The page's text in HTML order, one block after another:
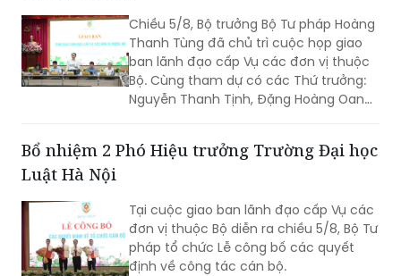
Chiều 5/8, Bộ trưởng Bộ Tư pháp Hoàng
Thanh Tùng đã chủ trì cuộc họp giao
ban lãnh đạo cấp Vụ các đơn vị thuộc
Bộ. Cùng tham dự có các Thứ trưởng:
Nguyễn Thanh Tịnh, Đặng Hoàng Oanh,
Bổ nhiệm 2 Phó Hiệu trưởng Trường Đại học
Luật Hà Nội
Tại cuộc giao ban lãnh đạo cấp Vụ các
đơn vị thuộc Bộ diễn ra chiều 5/8, Bộ Tư
pháp tổ chức Lễ công bố các quyết
định về công tác cán bộ.